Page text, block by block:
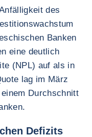
des
Banken
eine deutlich
(NPL) auf als in
lag im März
Durchschnitt
Defizits